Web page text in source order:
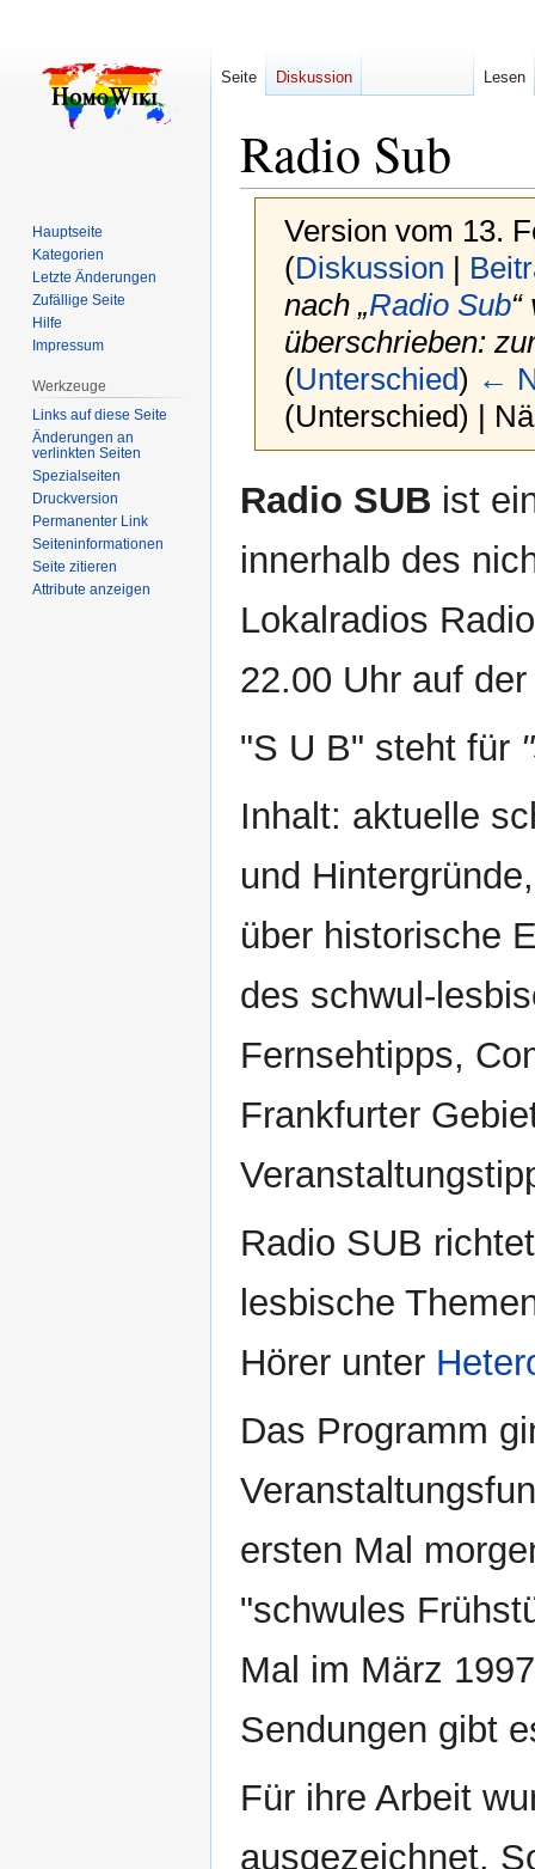
Radio Sub
Version vom 13.
(Diskussion |
nach „Radio Sub“
überschrieben:
(Unterschied) ←
(Unterschied) |
Navigation
Suche
Radio SUB ist
innerhalb des
Lokalradios
22.00 Uhr auf
"S U B" steht für
Inhalt: aktuelle
und
über historische
des schwul-
Fernsehtipps,
Frankfurter
Radio SUB
lesbische
Hörer unter
Das Programm
ersten Mal
"schwules
Mal im März
Sendungen gibt
Für ihre Arbeit
ausgezeichnet.
Seite Diskussion Lesen
Hauptseite
Kategorien
Letzte Änderungen
Zufällige Seite
Hilfe
Impressum
Werkzeuge
Links auf diese Seite
Änderungen an
verlinkten Seiten
Spezialseiten
Druckversion
Permanenter Link
Seiten­­informationen
Seite zitieren
Attribute anzeigen